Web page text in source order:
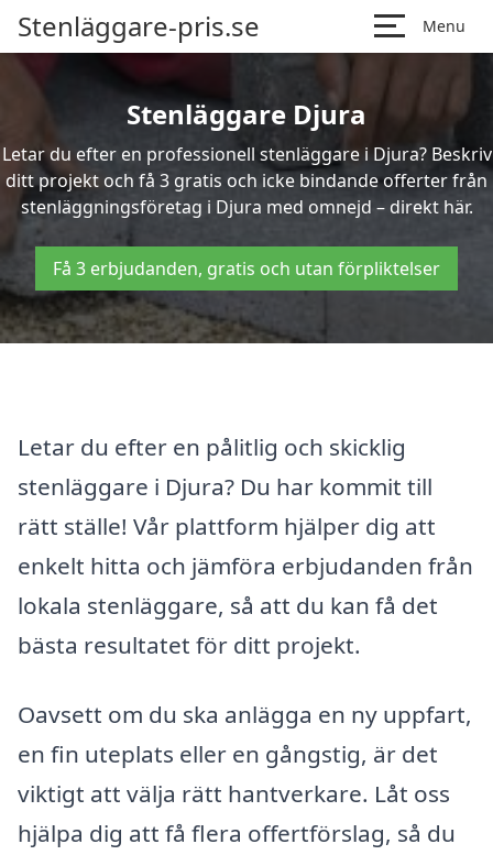
Stenläggare-pris.se Menu
Stenläggare Djura
Letar du efter en professionell stenläggare i Djura? Beskriv
ditt projekt och få 3 gratis och icke bindande offerter från
stenläggningsföretag i Djura med omnejd – direkt här.
Få 3 erbjudanden, gratis och utan förpliktelser
Letar du efter en pålitlig och skicklig
stenläggare i Djura? Du har kommit till
rätt ställe! Vår plattform hjälper dig att
enkelt hitta och jämföra erbjudanden från
lokala stenläggare, så att du kan få det
bästa resultatet för ditt projekt.
Oavsett om du ska anlägga en ny uppfart,
en fin uteplats eller en gångstig, är det
viktigt att välja rätt hantverkare. Låt oss
hjälpa dig att få flera offertförslag, så du